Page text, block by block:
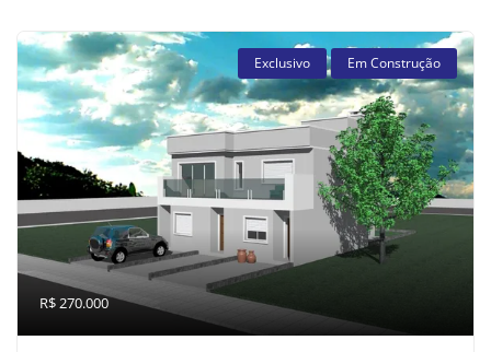
Exclusivo Em Construção
R$ 270.000